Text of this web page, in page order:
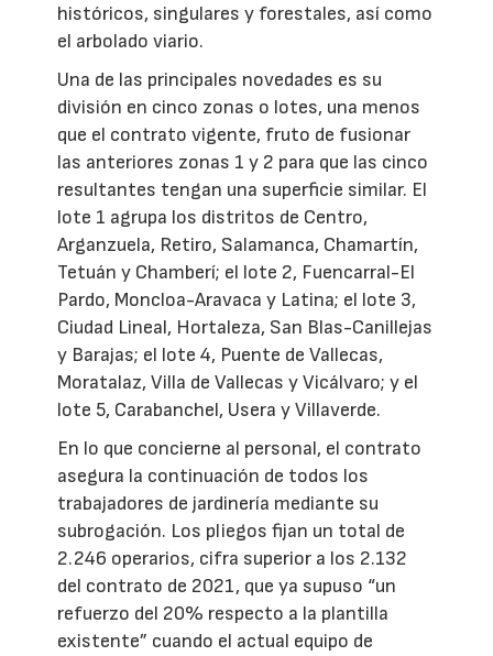
históricos, singulares y forestales, así como
el arbolado viario.
Una de las principales novedades es su
división en cinco zonas o lotes, una menos
que el contrato vigente, fruto de fusionar
las anteriores zonas 1 y 2 para que las cinco
resultantes tengan una superficie similar. El
lote 1 agrupa los distritos de Centro,
Arganzuela, Retiro, Salamanca, Chamartín,
Tetuán y Chamberí; el lote 2, Fuencarral-El
Pardo, Moncloa-Aravaca y Latina; el lote 3,
Ciudad Lineal, Hortaleza, San Blas-Canillejas
y Barajas; el lote 4, Puente de Vallecas,
Moratalaz, Villa de Vallecas y Vicálvaro; y el
lote 5, Carabanchel, Usera y Villaverde.
En lo que concierne al personal, el contrato
asegura la continuación de todos los
trabajadores de jardinería mediante su
subrogación. Los pliegos fijan un total de
2.246 operarios, cifra superior a los 2.132
del contrato de 2021, que ya supuso “un
refuerzo del 20% respecto a la plantilla
existente” cuando el actual equipo de